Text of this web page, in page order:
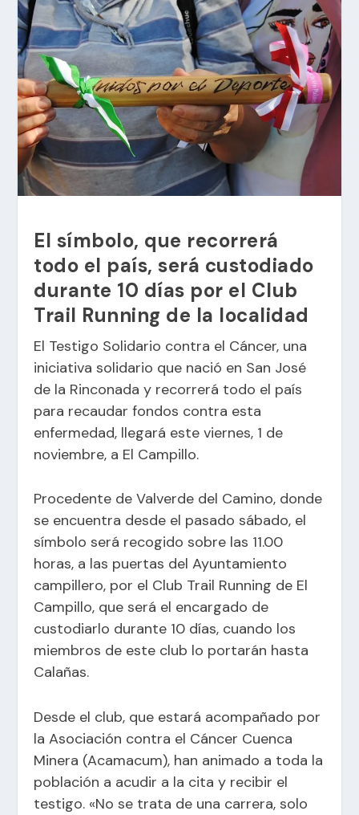
El símbolo, que recorrerá
todo el país, será custodiado
durante 10 días por el Club
Trail Running de la localidad
El Testigo Solidario contra el Cáncer, una
iniciativa solidario que nació en San José
de la Rinconada y recorrerá todo el país
para recaudar fondos contra esta
enfermedad, llegará este viernes, 1 de
noviembre, a El Campillo.
Procedente de Valverde del Camino, donde
se encuentra desde el pasado sábado, el
símbolo será recogido sobre las 11.00
horas, a las puertas del Ayuntamiento
campillero, por el Club Trail Running de El
Campillo, que será el encargado de
custodiarlo durante 10 días, cuando los
miembros de este club lo portarán hasta
Calañas.
Desde el club, que estará acompañado por
la Asociación contra el Cáncer Cuenca
Minera (Acamacum), han animado a toda la
población a acudir a la cita y recibir el
testigo. «No se trata de una carrera, solo